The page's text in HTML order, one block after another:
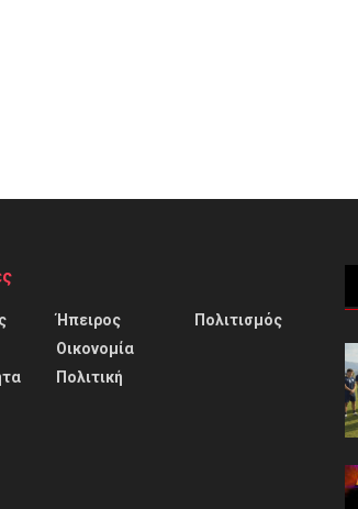
Ήπειρος
Οικονομία
Πολιτική
Πολιτισμός